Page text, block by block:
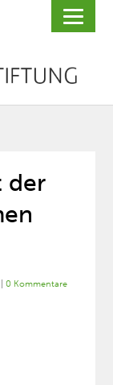
der
|0 Kommentare